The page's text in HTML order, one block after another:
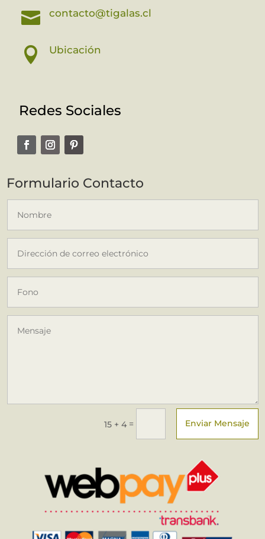
 contacto@tigalas.cl
 Ubicación
Redes Sociales
Formulario Contacto
15 + 4= Enviar Mensaje